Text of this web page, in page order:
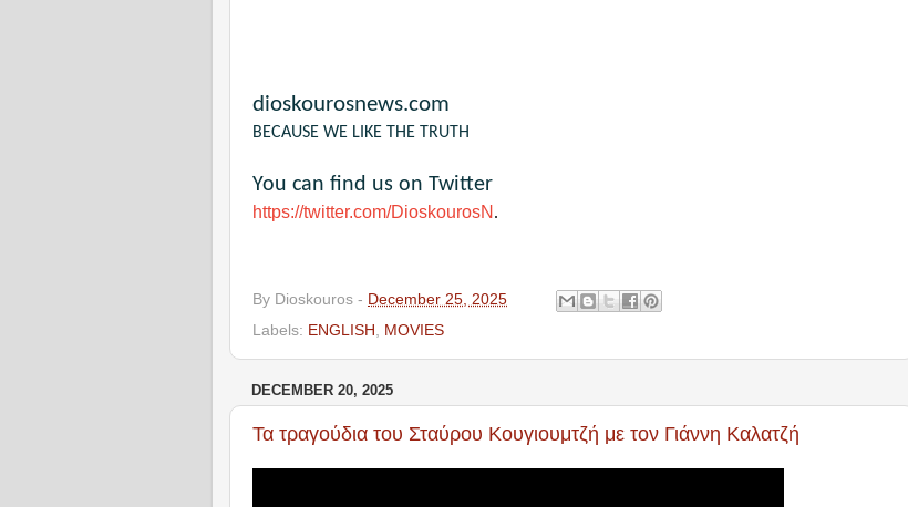
dioskourosnews.com
BECAUSE WE LIKE THE TRUTH
You can find us on Twitter
https://twitter.com/DioskourosN .
By Dioskouros - December 25, 2025
Labels: ENGLISH MOVIES
DECEMBER 20, 2025
Τα τραγούδια του Σταύρου Κουγιουμτζή με τον Γιάννη Καλατζή